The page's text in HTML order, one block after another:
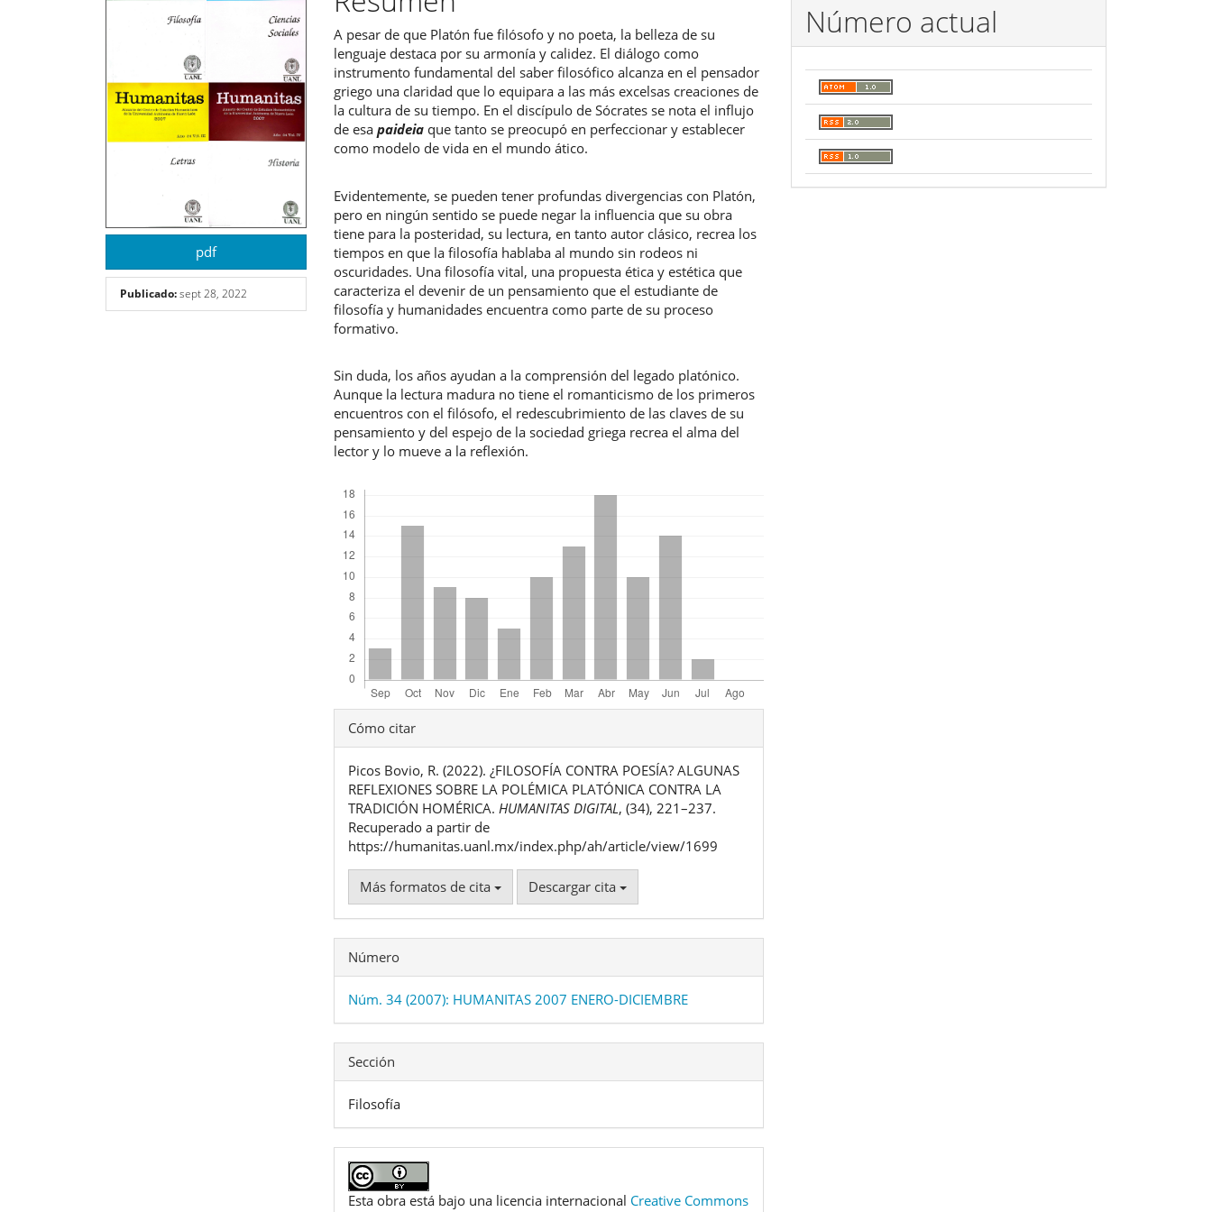
artículo
pdf
Publicado:sept 28, 2022
del
artículo
A pesar de que Platón fue filósofo y no poeta, la belleza de su
lenguaje destaca por su armonía y calidez. El diálogo como
instrumento fundamental del saber filosófico alcanza en el pensador
griego una claridad que lo equipara a las más excelsas creaciones de
la cultura de su tiempo. En el discípulo de Sócrates se nota el influjo
de esapaideia que tanto se preocupó en perfeccionar y establecer
como modelo de vida en el mundo ático.
Evidentemente, se pueden tener profundas divergencias con Platón,
pero en ningún sentido se puede negar la influencia que su obra
tiene para la posteridad, su lectura, en tanto autor clásico, recrea los
tiempos en que la filosofía hablaba al mundo sin rodeos ni
oscuridades. Una filosofía vital, una propuesta ética y estética que
caracteriza el devenir de un pensamiento que el estudiante de
filosofía y humanidades encuentra como parte de su proceso
formativo.
Sin duda, los años ayudan a la comprensión del legado platónico.
Aunque la lectura madura no tiene el romanticismo de los primeros
encuentros con el filósofo, el redescubrimiento de las claves de su
pensamiento y del espejo de la sociedad griega recrea el alma del
lector y lo mueve a la reflexión.
Detalles
del
artículo
Cómo citar
Picos Bovio, R. (2022). ¿FILOSOFÍA CONTRA POESÍA? ALGUNAS
REFLEXIONES SOBRE LA POLÉMICA PLATÓNICA CONTRA LA
TRADICIÓN HOMÉRICA. HUMANITAS DIGITAL, (34), 221–237.
Recuperado a partir de
https://humanitas.uanl.mx/index.php/ah/article/view/1699
Más formatos de cita Descargar cita
Número
Núm. 34 (2007): HUMANITAS 2007 ENERO-DICIEMBRE
Sección
Filosofía
Esta obra está bajo una licencia internacional Creative Commons
Número actual